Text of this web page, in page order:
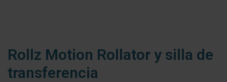
Rollz Motion Rollator y silla de
transferencia